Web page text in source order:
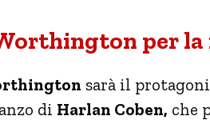
per la
sarà il
di Harlan Coben, che